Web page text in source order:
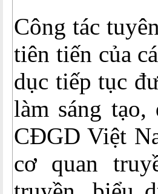
Công tác
tiên tiến của
dục tiếp tục
làm sáng
CĐGD Việt
cơ quan